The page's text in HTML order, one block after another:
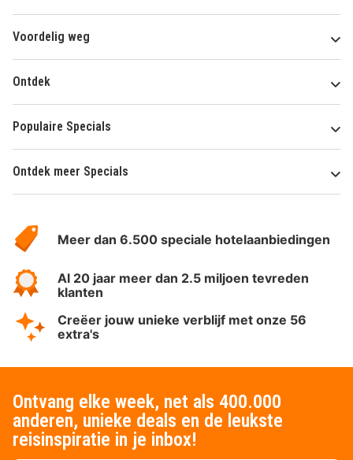
Voordelig weg
Ontdek
Populaire Specials
Ontdek meer Specials
HotelSpecials
Meer dan 6.500 speciale hotelaanbiedingen
Al 20 jaar meer dan 2.5 miljoen tevreden
klanten
Creëer jouw unieke verblijf met onze 56
extra's
Ontvang elke week, net als 400.000
anderen, unieke deals en de leukste
reisinspiratie in je inbox!